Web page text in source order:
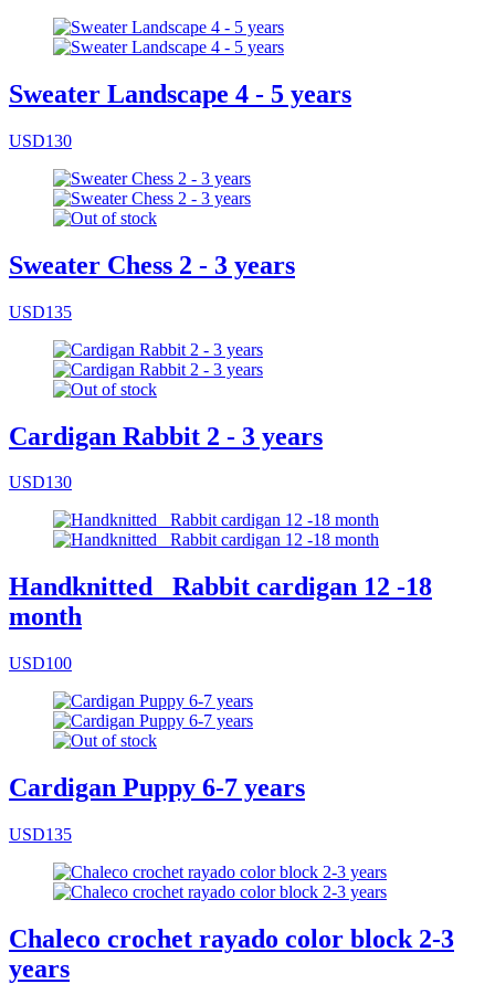
Sweater Landscape 4 - 5 years
USD130
Sweater Chess 2 - 3 years
USD135
Cardigan Rabbit 2 - 3 years
USD130
Handknitted _Rabbit cardigan 12 -18
month
USD100
Cardigan Puppy 6-7 years
USD135
Chaleco crochet rayado color block 2-3
years